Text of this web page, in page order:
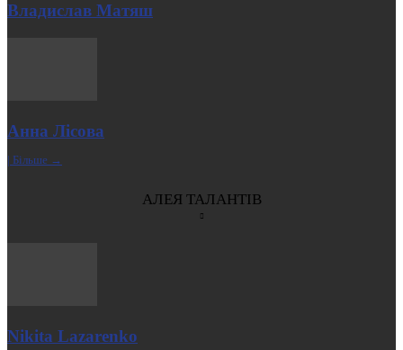
Владислав Матяш
Анна Лісова
| Більше →
АЛЕЯ ТАЛАНТІВ
Nikita Lazarenko